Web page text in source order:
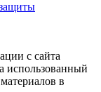
с сайта
использованный
в